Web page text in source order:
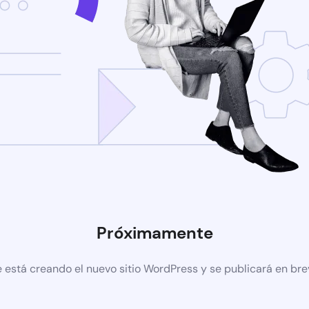
Próximamente
está creando el nuevo sitio WordPress y se publicará en